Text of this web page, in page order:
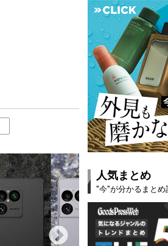
人気まとめ
"今"が分かるまとめ